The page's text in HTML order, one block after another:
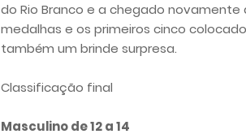
do Rio Branco e a chegado
medalhas e os primeiros cinco
também um brinde surpresa.
Classificação final
Masculino de 12 a 14